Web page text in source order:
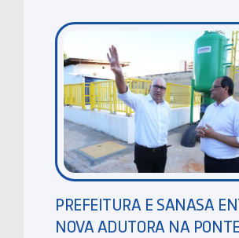
PREFEITURA E SANASA
NOVA ADUTORA NA